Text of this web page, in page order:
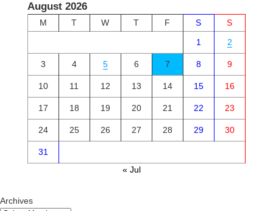
August 2026
M T W T F S
S
1
2
3 4 5 6 7 8 9
10 11 12 13 14 15 16
17 18 19 20 21 22 23
24 25 26 27 28 29 30
31
« Jul
Archives